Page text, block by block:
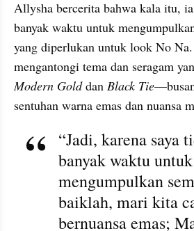
Allysha bercerita bahwa kala itu,
banyak waktu untuk
yang diperlukan untuk look No
Modern Gold dan Black Tie
sentuhan warna emas dan nuansa
“Jadi, karena saya
banyak waktu untuk
mengumpulkan
baiklah, mari kita